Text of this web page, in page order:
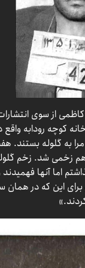
از سوی
کوچه رودابه واقع
به گلوله بستند.
شهید و یک خانم هم زخمی
اما آنها
این که در همان